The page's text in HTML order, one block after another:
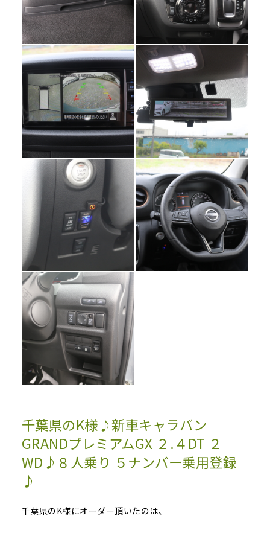
千葉県のK様♪新車キャラバン
GRANDプレミアムGX ２.４DT ２
WD♪８人乗り ５ナンバー乗用登録
♪
千葉県のK様にオーダー頂いたのは、